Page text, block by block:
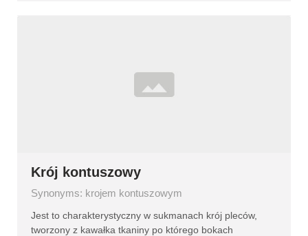
Krój kontuszowy
Synonyms: krojem kontuszowym
Jest to charakterystyczny w sukmanach krój pleców,
tworzony z kawałka tkaniny po którego bokach